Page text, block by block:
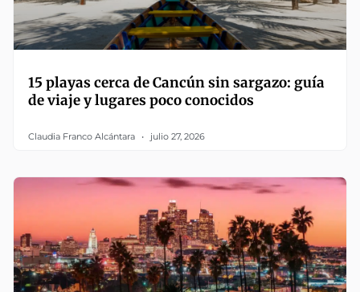
15 playas cerca de Cancún sin sargazo: guía
de viaje y lugares poco conocidos
Claudia Franco Alcántara julio 27, 2026